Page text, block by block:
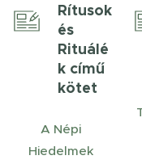
Rítusok
és
Rituálé
k című
kötet
A Népi
Hiedelmek